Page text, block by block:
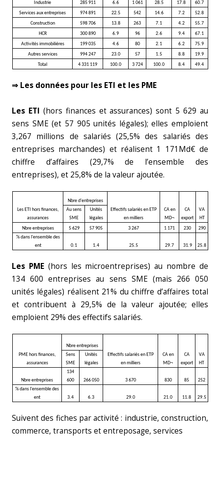
Industrie
285 911 6.6 1 061 28.5 17.8
60.7
Services aux entreprises
974 891 22.5 542 14.6 7.2
52.8
Construction
598 706 13.8 263 7.1 4.2
55.7
HCR
300 890 6.9 96 2.6 9.4
67.1
Activités immobiliéres
199 035 4.6 80 2.1 6.2
75.9
Autres services
994 247 23.0 57 1.5 8.8
19.9
Total
4 331 119 100.0 3 724 100.0 8.4 49.4
⇒ Les données pour les ETI et les PME
Les ETI (hors finances et assurances) sont 5 629 au
sens SME (et 57 905 unités légales); elles emploient
3,267 millions de salariés (25,5% des salariés des
entreprises marchandes) et réalisent 1 171Md€ de
chiffre d’affaires (29,7% de l’ensemble des
entreprises), et 25,8% de la valeur ajoutée.
Les ETI hors finances,
assurances
Nbre d'entreprises
Effectifs salariés en ETP
en milliers
CA en
MD¬
CA
export
VA
HT
Au sens
SME
Unités
légales
Nbre entreprises
5 629 57 905 3 267 1 171 230
290
% dans l'ensemble des
ent
0.1 1.4 25.5 29.7 31.9 25.8
Les PME(hors les microentreprises) au nombre de
134 600 entreprises au sens SME (mais 266 050
unités légales) réalisent 21% du chiffre d’affaires total
et contribuent à 29,5% de la valeur ajoutée; elles
emploient 29% des effectifs salariés.
PME hors finances,
assurances
Nbre entreprises
Effectifs salariés en ETP
en milliers
CA en
MD¬
CA
export
VA
HT
Sens
SME
Unités
légales
Nbre entreprises
134
600
266 050 3 670 830 85
252
% dans l'ensemble des
ent
3.4 6.3 29.0 21.0 11.8 29.5
Suivent des fiches par activité : industrie, construction,
commerce, transports et entreposage, services